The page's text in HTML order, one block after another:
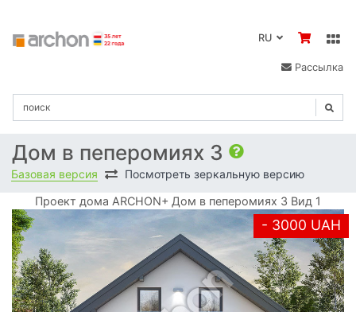
Рассылка
Дом в пеперомиях 3
Базовая версия Посмотреть зеркальную версию
Проект дома ARCHON+ Дом в пеперомиях 3 Вид 1
- 3000 UAH